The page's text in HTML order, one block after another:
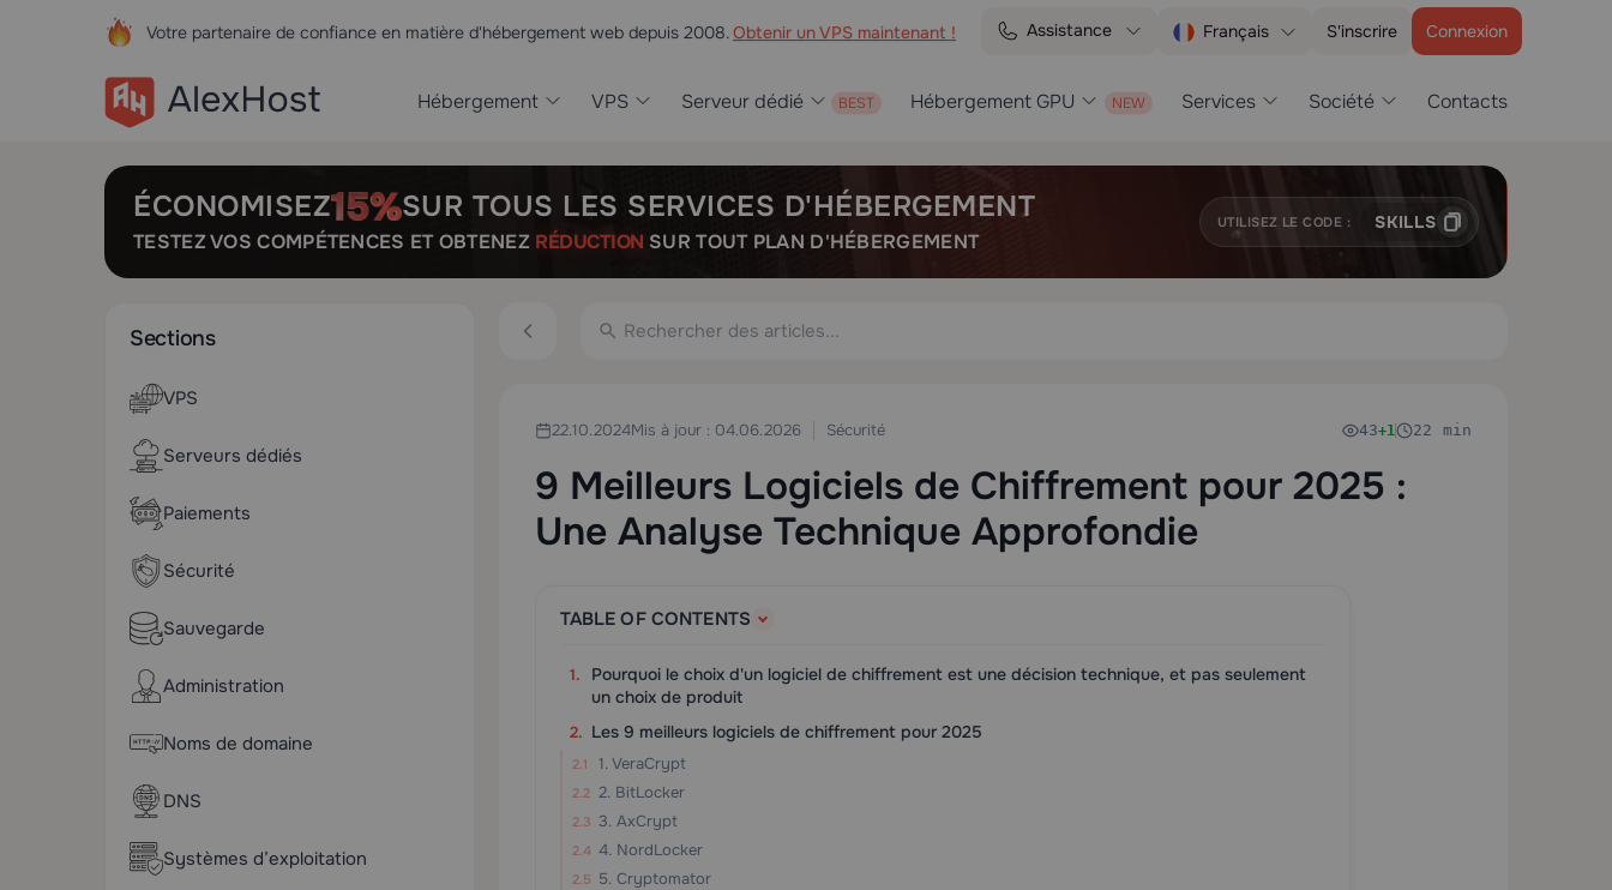
Votre partenaire de confiance en matière d'hébergement web depuis 2008.Obtenir un VPS maintenant ! Assistance Français S'inscrire Connexion
Hébergement VPS Serveur dédié Hébergement GPU Services Société Contacts
ÉCONOMISEZ SUR TOUS LES SERVICES D'HÉBERGEMENT
TESTEZ VOS COMPÉTENCES ET OBTENEZ RÉDUCTION SUR TOUT PLAN D'HÉBERGEMENT
UTILISEZ LE CODE : SKILLS
Sections
VPS
Serveurs dédiés
Paiements
Sécurité
Sauvegarde
Administration
Noms de domaine
DNS
Systèmes d’exploitation
22.10.2024Mis à jour : 04.06.2026 Sécurité 43+1 22 min
9 Meilleurs Logiciels de Chiffrement pour 2025 :
Une Analyse Technique Approfondie
TABLE OF CONTENTS
Pourquoi le choix d'un logiciel de chiffrement est une décision technique, et pas seulement
un choix de produit
Les 9 meilleurs logiciels de chiffrement pour 2025
1. VeraCrypt
2. BitLocker
3. AxCrypt
4. NordLocker
5. Cryptomator